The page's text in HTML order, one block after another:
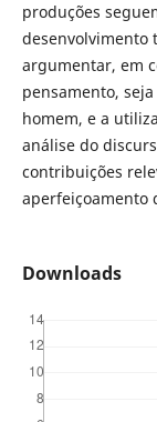
produções
desenvolvimento
argumentar, em
pensamento,
homem, e a
análise do
contribuições
aperfeiçoamento
Downloads